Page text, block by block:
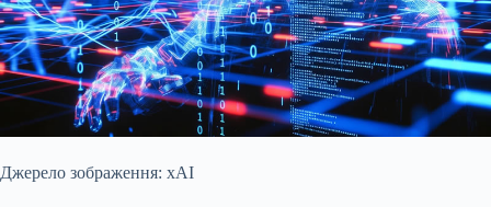
Джерело зображення: xAI